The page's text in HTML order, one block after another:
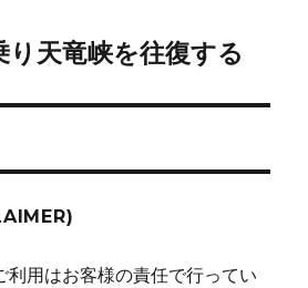
り天竜峡を往復する
利用はお客様の責任で行ってい